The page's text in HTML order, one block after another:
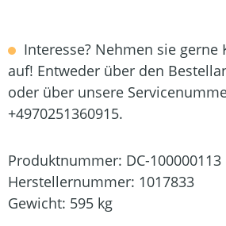
Interesse? Nehmen sie gerne
auf! Entweder über den
oder über unsere
+4970251360915.
Produktnummer: DC-100000113
Herstellernummer: 1017833
Gewicht: 595 kg